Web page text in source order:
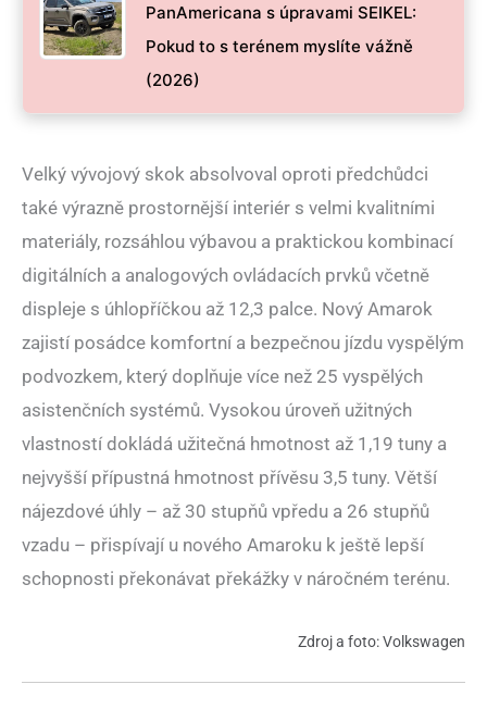
PanAmericana s úpravami SEIKEL:
Pokud to s terénem myslíte vážně
(2026)
Velký vývojový skok absolvoval oproti předchůdci
také výrazně prostornější interiér s velmi kvalitními
materiály, rozsáhlou výbavou a praktickou kombinací
digitálních a analogových ovládacích prvků včetně
displeje s úhlopříčkou až 12,3 palce. Nový Amarok
zajistí posádce komfortní a bezpečnou jízdu vyspělým
podvozkem, který doplňuje více než 25 vyspělých
asistenčních systémů. Vysokou úroveň užitných
vlastností dokládá užitečná hmotnost až 1,19 tuny a
nejvyšší přípustná hmotnost přívěsu 3,5 tuny. Větší
nájezdové úhly – až 30 stupňů vpředu a 26 stupňů
vzadu – přispívají u nového Amaroku k ještě lepší
schopnosti překonávat překážky v náročném terénu.
Zdroj a foto: Volkswagen